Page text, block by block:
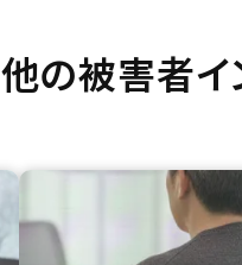
他の被害者イ